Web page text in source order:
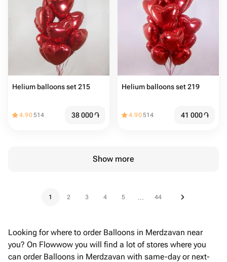
Helium balloons set 215
4.90514 38 000֏
Helium balloons set 219
4.90514 41 000֏
Show more
1 2 3 4 5 ... 44
Looking for where to order Balloons in Merdzavan near
you? On Flowwow you will find a lot of stores where you
can order Balloons in Merdzavan with same-day or next-